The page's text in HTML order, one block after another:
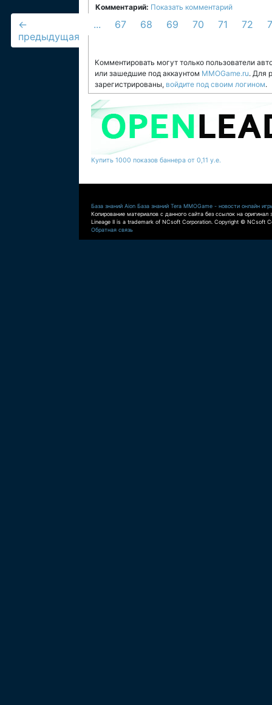
Комментарий: Показать комментарий
←
предыдущая
... 67 68 69 70 71 72
Комментировать могут только пользователи
или зашедшие под аккаунтом MMOGame.ru. Для
зарегистрированы, войдите под своим логином.
Купить 1000 показов баннера от 0,11 у.е.
База знаний Aion База знаний Tera MMOGame - новости онлайн
Копирование материалов с данного сайта без ссылок на оригинал
Lineage II is a trademark of NCsoft Corporation. Copyright © NCsoft
Обратная связь